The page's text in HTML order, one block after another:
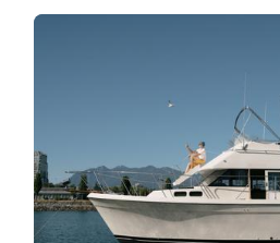
お客様は、お客様またはお客様の同
が船舶に与えた損害またはその他の
責任であり、当社の法的責任ではな
お客様は、お客様およびお客様のゲ
を問わず、当社に対して請求または
合、可能な限り最大限の範囲で当社
意します。